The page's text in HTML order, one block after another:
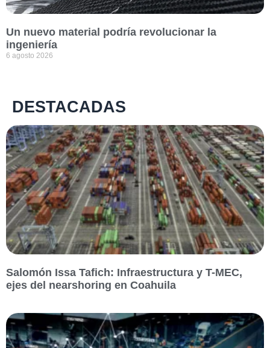
Un nuevo material podría revolucionar la
ingeniería
6 agosto 2026
DESTACADAS
Salomón Issa Tafich: Infraestructura y T-MEC,
ejes del nearshoring en Coahuila